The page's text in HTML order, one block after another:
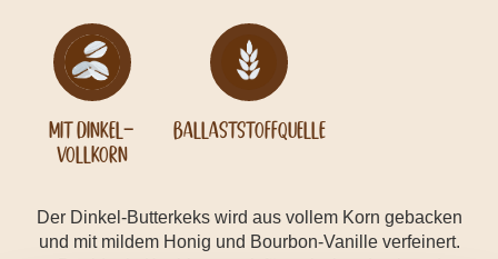
Der Dinkel-Butterkeks wird aus vollem Korn gebacken
und mit mildem Honig und Bourbon-Vanille verfeinert.
mit Dinkel-
Vollkorn
Ballaststoffquelle